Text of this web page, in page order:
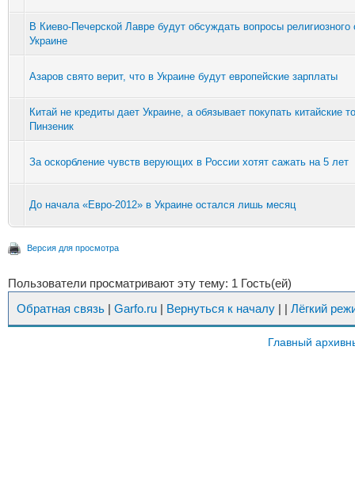
В Киево-Печерской Лавре будут обсуждать вопросы религиозного
Украине
Азаров свято верит, что в Украине будут европейские зарплаты
Китай не кредиты дает Украине, а обязывает покупать китайские
Пинзеник
За оскорбление чувств верующих в России хотят сажать на 5 лет
До начала «Евро-2012» в Украине остался лишь месяц
Версия для просмотра
Пользователи просматривают эту тему: 1 Гость(ей)
Обратная связь | Garfo.ru | Вернуться к началу | | Лёгкий
Главный